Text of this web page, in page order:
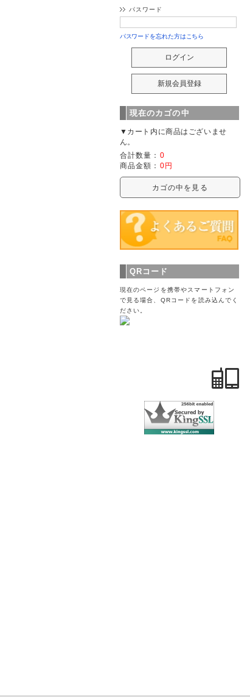
パスワード
パスワードを忘れた方はこちら
現在のカゴの中
▼カート内に商品はございませ
ん。
合計数量： 0
商品金額： 0円
カゴの中を見る
QRコード
現在のページを携帯やスマートフォン
で見る場合、QRコードを読み込んでく
ださい。